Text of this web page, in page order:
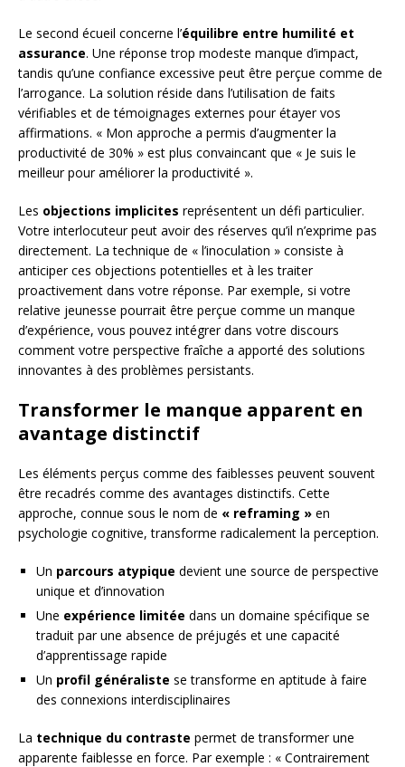
Le second écueil concerne l’équilibre entre humilité et
assurance. Une réponse trop modeste manque d’impact,
tandis qu’une confiance excessive peut être perçue comme de
l’arrogance. La solution réside dans l’utilisation de faits
vérifiables et de témoignages externes pour étayer vos
affirmations. « Mon approche a permis d’augmenter la
productivité de 30% » est plus convaincant que « Je suis le
meilleur pour améliorer la productivité ».
Les objections implicites représentent un défi particulier.
Votre interlocuteur peut avoir des réserves qu’il n’exprime pas
directement. La technique de « l’inoculation » consiste à
anticiper ces objections potentielles et à les traiter
proactivement dans votre réponse. Par exemple, si votre
relative jeunesse pourrait être perçue comme un manque
d’expérience, vous pouvez intégrer dans votre discours
comment votre perspective fraîche a apporté des solutions
innovantes à des problèmes persistants.
Transformer le manque apparent en
avantage distinctif
Les éléments perçus comme des faiblesses peuvent souvent
être recadrés comme des avantages distinctifs. Cette
approche, connue sous le nom de « reframing » en
psychologie cognitive, transforme radicalement la perception.
Un parcours atypique devient une source de perspective
unique et d’innovation
Une expérience limitée dans un domaine spécifique se
traduit par une absence de préjugés et une capacité
d’apprentissage rapide
Un profil généraliste se transforme en aptitude à faire
des connexions interdisciplinaires
La technique du contraste permet de transformer une
apparente faiblesse en force. Par exemple : « Contrairement